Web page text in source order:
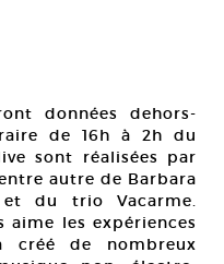
données dehors-
de 16h à 2h du
sont réalisées par
autre de Barbara
du trio Vacarme.
aime les expériences
créé de nombreux